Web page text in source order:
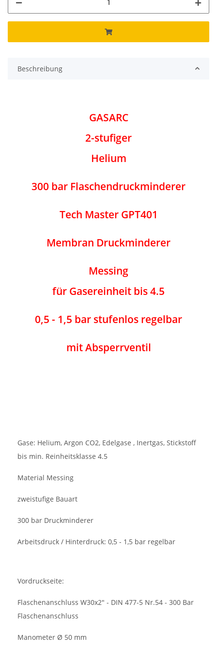
Beschreibung
GASARC
2-stufiger
Helium
300 bar Flaschendruckminderer
Tech Master GPT401
Membran Druckminderer
Messing
für Gasereinheit bis 4.5
0,5 - 1,5 bar stufenlos regelbar
mit Absperrventil
Gase: Helium, Argon CO2, Edelgase , Inertgas, Stickstoff
bis min. Reinheitsklasse 4.5
Material Messing
zweistufige Bauart
300 bar Druckminderer
Arbeitsdruck / Hinterdruck: 0,5 - 1,5 bar regelbar
Vordruckseite:
Flaschenanschluss W30x2" - DIN 477-5 Nr.54 - 300 Bar
Flaschenanschluss
Manometer Ø 50 mm